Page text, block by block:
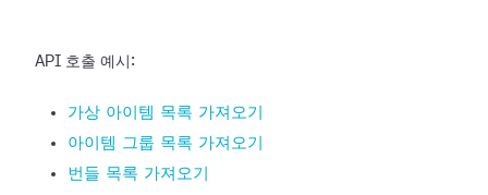
API 호출 예시:
가상 아이템 목록 가져오기
아이템 그룹 목록 가져오기
번들 목록 가져오기